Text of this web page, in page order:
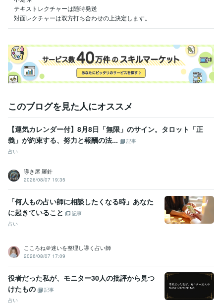
テキストレクチャーは随時発送
対面レクチャーは双方打ち合わせの上決定します。
このブログを見た人にオススメ
【運気カレンダー付】8月8日「無限」のサイン。タロット「正
義」が約束する、努力と報酬の法...
記事
占い
導き屋 羅針
2026/08/07 19:35
「何人もの占い師に相談したくなる時」あなた
に起きていること
記事
占い
こころね＠迷いを整理し導く占い師
2026/08/07 17:09
役者だった私が、モニター30人の批評から見つ
けたもの
記事
占い